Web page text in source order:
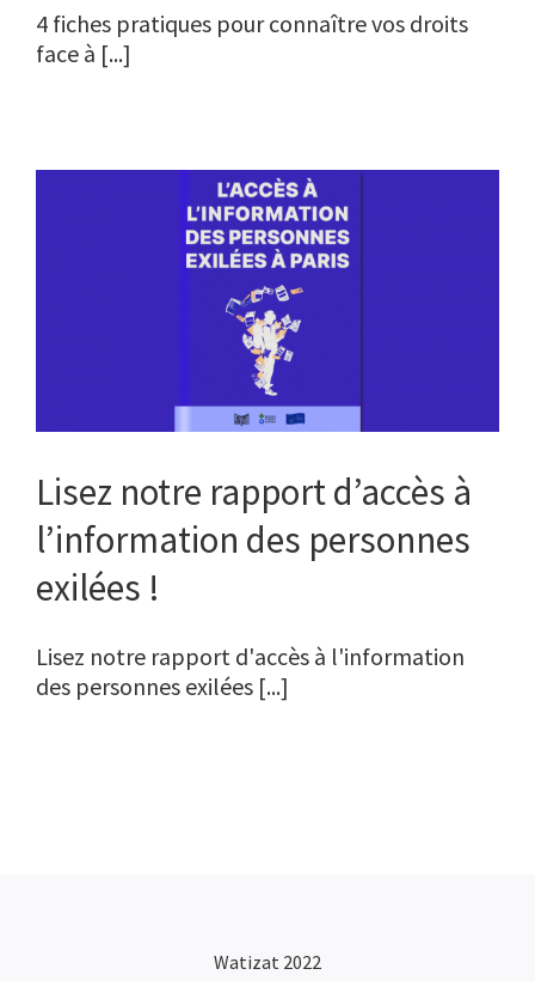
4 fiches pratiques pour connaître vos droits
face à [...]
Lisez notre rapport d’accès à
l’information des personnes
exilées !
Lisez notre rapport d'accès à l'information
des personnes exilées [...]
Watizat 2022